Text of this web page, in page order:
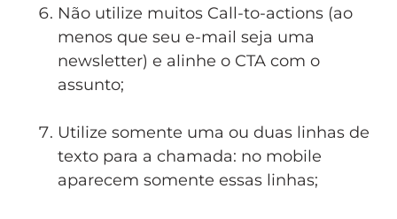
Não utilize muitos Call-to-actions (ao
menos que seu e-mail seja uma
newsletter) e alinhe o CTA com o
assunto;
Utilize somente uma ou duas linhas de
texto para a chamada: no mobile
aparecem somente essas linhas;